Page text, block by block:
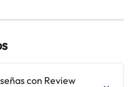
con Review